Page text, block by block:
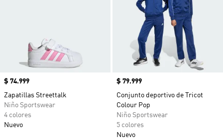
Precio
$ 74.999
Zapatillas Streettalk
Niño Sportswear
4 colores
Nuevo
Precio
$ 79.999
Conjunto deportivo de Tricot
Colour Pop
Niño Sportswear
5 colores
Nuevo